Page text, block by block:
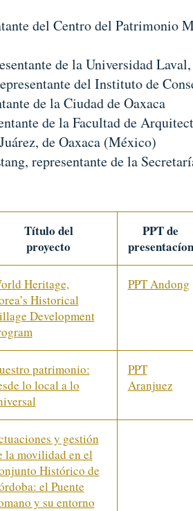
del Centro del Patrimonio
de la Universidad Laval,
del Instituto de
de la Ciudad de Oaxaca
de la Facultad de
de Oaxaca (México)
representante de la
Título del
proyecto
PPT de
presentacíon
Heritage,
Historical
Development
PPT Andong
patrimonio:
lo local a lo
PPT
Aranjuez
y gestión
la movilidad en el
Histórico de
el Puente
y su entorno